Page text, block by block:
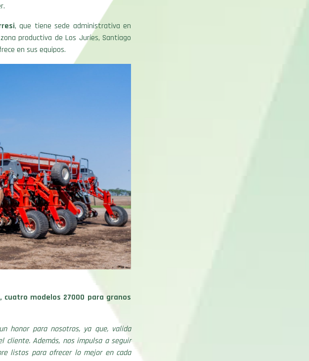
, que tiene sede administrativa en
productiva de Los Juríes, Santiago
en sus equipos.
cuatro modelos 27000 para granos
honor para nosotros, ya que, valida
cliente. Además, nos impulsa a seguir
listos para ofrecer lo mejor en cada